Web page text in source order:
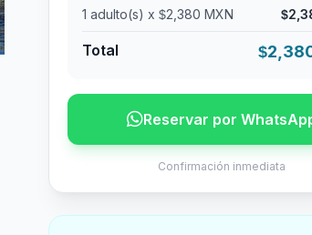
1 adulto(s) x$2,380 MXN $
Total $
Reservar por
Confirmación inmediata